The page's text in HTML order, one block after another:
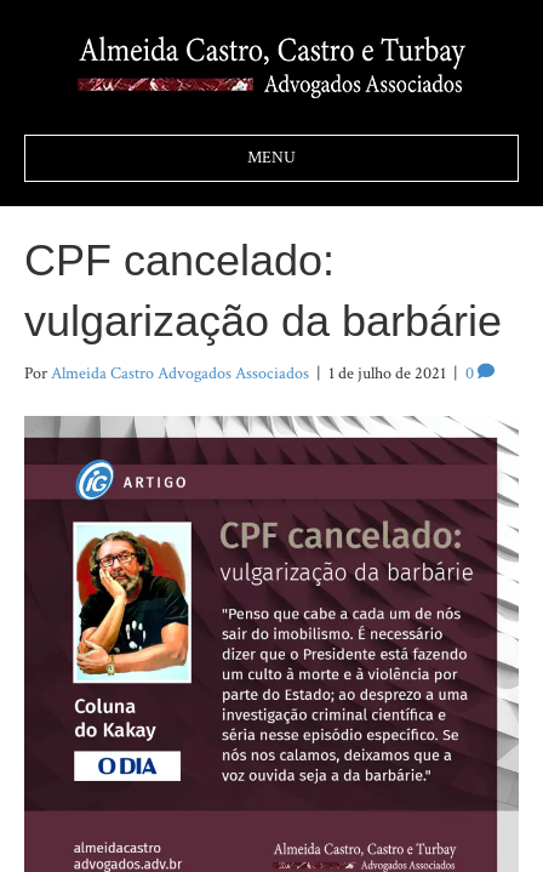
MENU
CPF cancelado:
vulgarização da barbárie
PorAlmeida Castro Advogados Associados | 1 de julho de 2021 | 0